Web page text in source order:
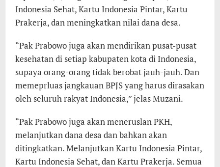
Indonesia Sehat, Kartu Indonesia Pintar, Kartu
Prakerja, dan meningkatkan nilai dana desa.
“Pak Prabowo juga akan mendirikan pusat-pusat
kesehatan di setiap kabupaten kota di Indonesia,
supaya orang-orang tidak berobat jauh-jauh. Dan
memeprluas jangkauan BPJS yang harus dirasakan
oleh seluruh rakyat Indonesia,” jelas Muzani.
“Pak Prabowo juga akan meneruslan PKH,
melanjutkan dana desa dan bahkan akan
ditingkatkan. Melanjutkan Kartu Indonesia Pintar,
Kartu Indonesia Sehat, dan Kartu Prakerja. Semua